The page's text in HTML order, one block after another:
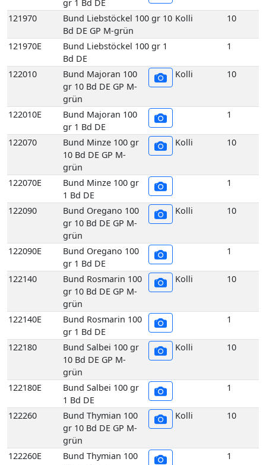
122070E
Bund Minze 100 gr
1 Bd DE
1
122090
Bund Oregano 100
gr 10 Bd DE GP M-
grün
Kolli 10
122090E
Bund Oregano 100
gr 1 Bd DE
1
122140
Bund Rosmarin 100
gr 10 Bd DE GP M-
grün
Kolli 10
122140E
Bund Rosmarin 100
gr 1 Bd DE
1
122180
Bund Salbei 100 gr
10 Bd DE GP M-
grün
Kolli 10
122180E
Bund Salbei 100 gr
1 Bd DE
1
122260
Bund Thymian 100
gr 10 Bd DE GP M-
grün
Kolli 10
122260E
Bund Thymian 100
gr 1 Bd DE
1
117070
Echte Frankfurter
Grüne Soße 200 gr
10 Stück DE GP H-
grün
Kolli 10
Echte Frankfurter
Grüne Soße 200 gr
1 Stück DE
Petersilie glatt
10x400gr 4 kg DE
Holzsteige
Petersilie glatt 10x500gr 5
kg DE Holzsteige